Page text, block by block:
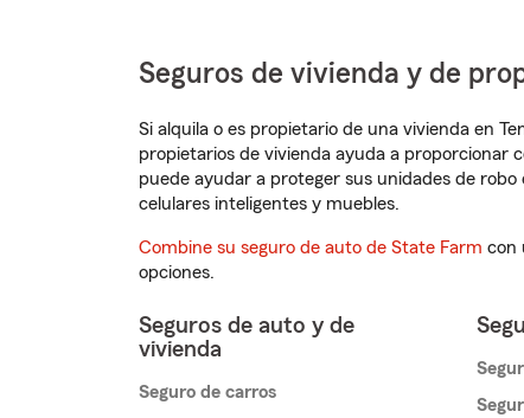
Seguros de vivienda y de
Si alquila o es propietario de una vivienda en
propietarios de vivienda ayuda a proporcionar
puede ayudar a proteger sus unidades de
celulares inteligentes y muebles.
Combine su seguro de auto de State Farm con
opciones.
Seguros de auto y de
vivienda
Seguro de carros